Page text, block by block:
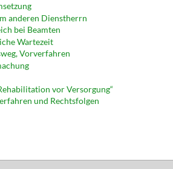
anderen Dienstherrn
bei Beamten
Wartezeit
Vorverfahren
vor Versorgung“
und Rechtsfolgen